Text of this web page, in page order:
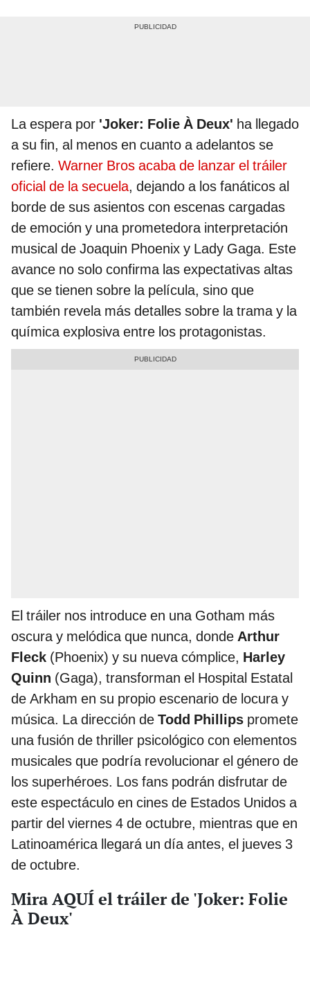
La espera por 'Joker: Folie À Deux' ha llegado
a su fin, al menos en cuanto a adelantos se
refiere. Warner Bros acaba de lanzar el tráiler
oficial de la secuela, dejando a los fanáticos al
borde de sus asientos con escenas cargadas
de emoción y una prometedora interpretación
musical de Joaquin Phoenix y Lady Gaga. Este
avance no solo confirma las expectativas altas
que se tienen sobre la película, sino que
también revela más detalles sobre la trama y la
química explosiva entre los protagonistas.
El tráiler nos introduce en una Gotham más
oscura y melódica que nunca, donde Arthur
Fleck (Phoenix) y su nueva cómplice, Harley
Quinn (Gaga), transforman el Hospital Estatal
de Arkham en su propio escenario de locura y
música. La dirección de Todd Phillips promete
una fusión de thriller psicológico con elementos
musicales que podría revolucionar el género de
los superhéroes. Los fans podrán disfrutar de
este espectáculo en cines de Estados Unidos a
partir del viernes 4 de octubre, mientras que en
Latinoamérica llegará un día antes, el jueves 3
de octubre.
Mira AQUÍ el tráiler de 'Joker: Folie
À Deux'